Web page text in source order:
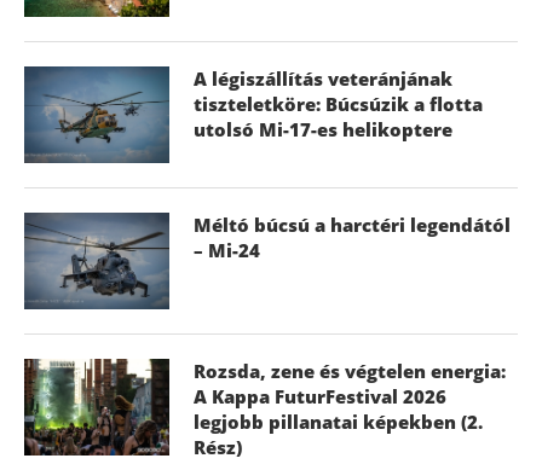
A légiszállítás veteránjának
tiszteletköre: Búcsúzik a flotta
utolsó Mi-17-es helikoptere
Méltó búcsú a harctéri legendától
– Mi-24
Rozsda, zene és végtelen energia:
A Kappa FuturFestival 2026
legjobb pillanatai képekben (2.
Rész)